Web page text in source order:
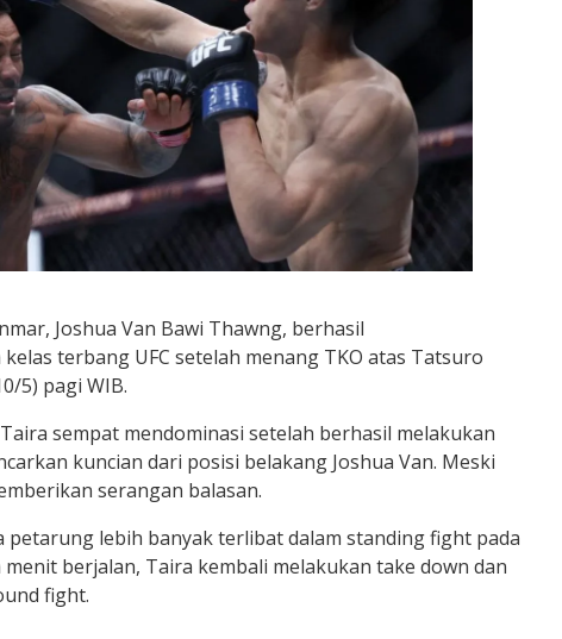
Joshua Van Bawi Thawng, berhasil
terbang UFC setelah menang TKO atas Tatsuro
5) pagi WIB.
sempat mendominasi setelah berhasil melakukan
kuncian dari posisi belakang Joshua Van. Meski
serangan balasan.
petarung lebih banyak terlibat dalam standing fight pada
berjalan, Taira kembali melakukan take down dan
fight.